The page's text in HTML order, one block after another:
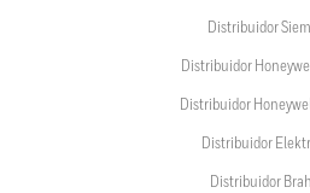
Distribuidor
Distribuidor
Distribuidor
Distribuidor
Distribuidor